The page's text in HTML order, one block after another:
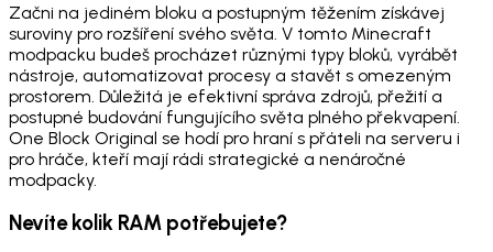
Začni na jediném bloku a postupným těžením získávej
suroviny pro rozšíření svého světa. V tomto Minecraft
modpacku budeš procházet různými typy bloků, vyrábět
nástroje, automatizovat procesy a stavět s omezeným
prostorem. Důležitá je efektivní správa zdrojů, přežití a
postupné budování fungujícího světa plného překvapení.
One Block Original se hodí pro hraní s přáteli na serveru i
pro hráče, kteří mají rádi strategické a nenáročné
modpacky.
Nevíte kolik RAM potřebujete?